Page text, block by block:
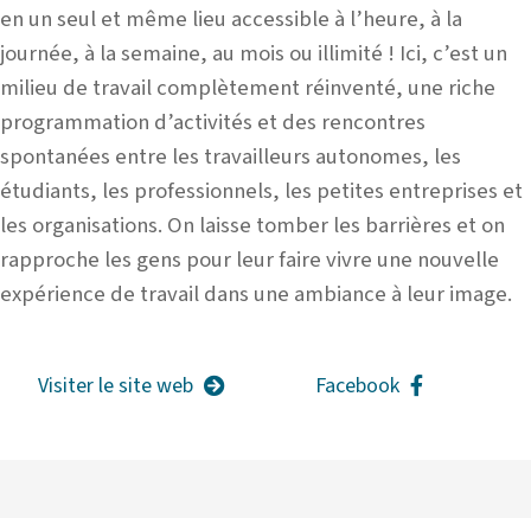
en un seul et même lieu accessible à l’heure, à la
journée, à la semaine, au mois ou illimité ! Ici, c’est un
milieu de travail complètement réinventé, une riche
programmation d’activités et des rencontres
spontanées entre les travailleurs autonomes, les
étudiants, les professionnels, les petites entreprises et
les organisations. On laisse tomber les barrières et on
rapproche les gens pour leur faire vivre une nouvelle
expérience de travail dans une ambiance à leur image.
Visiter le site web Facebook